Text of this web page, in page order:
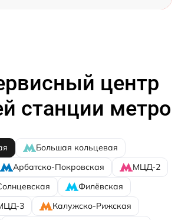
центр
станции метро
Большая кольцевая
Арбатско-Покровская
МЦД-2
Филёвская
3
Калужско-Рижская